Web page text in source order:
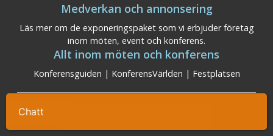
Ta kontakt
Medverkan och annonsering
Läs mer om de exponeringspaket som vi erbjuder företag
inom möten, event och konferens.
Allt inom möten och konferens
Konferensguiden | KonferensVärlden | Festplatsen